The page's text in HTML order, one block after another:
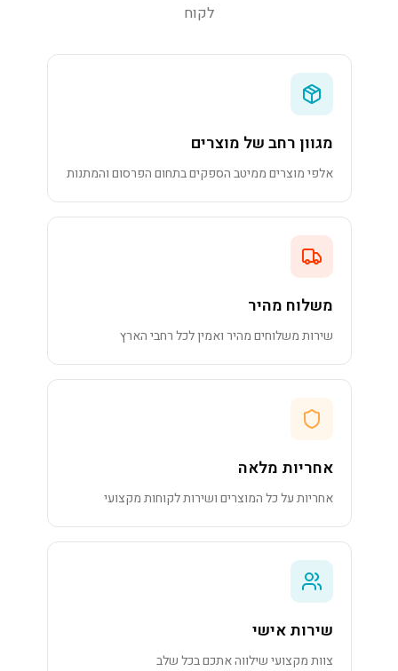
לקוח
מגוון רחב של מוצרים
אלפי מוצרים ממיטב הספקים בתחום הפרסום והמתנות
משלוח מהיר
שירות משלוחים מהיר ואמין לכל רחבי הארץ
אחריות מלאה
אחריות על כל המוצרים ושירות לקוחות מקצועי
שירות אישי
צוות מקצועי שילווה אתכם בכל שלב